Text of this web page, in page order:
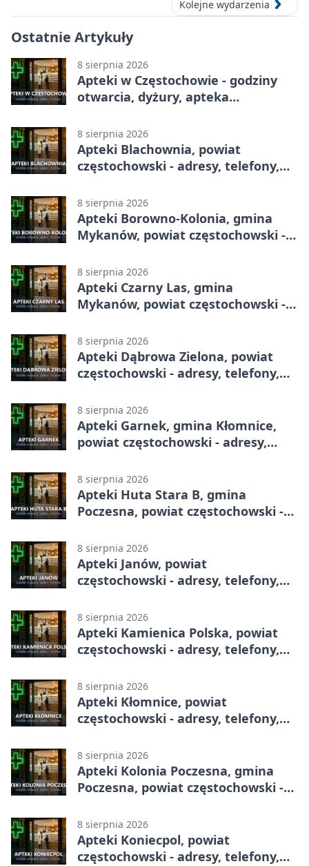
Kolejne wydarzenia
Ostatnie Artykuły
8 sierpnia 2026
Apteki w Częstochowie - godziny
otwarcia, dyżury, apteka
8 sierpnia 2026
Apteki Blachownia, powiat
częstochowski - adresy, telefony,
8 sierpnia 2026
Apteki Borowno-Kolonia, gmina
Mykanów, powiat częstochowski -
8 sierpnia 2026
Apteki Czarny Las, gmina
Mykanów, powiat częstochowski -
8 sierpnia 2026
Apteki Dąbrowa Zielona, powiat
częstochowski - adresy, telefony,
8 sierpnia 2026
Apteki Garnek, gmina Kłomnice,
powiat częstochowski - adresy,
8 sierpnia 2026
Apteki Huta Stara B, gmina
Poczesna, powiat częstochowski -
8 sierpnia 2026
Apteki Janów, powiat
częstochowski - adresy, telefony,
8 sierpnia 2026
Apteki Kamienica Polska, powiat
częstochowski - adresy, telefony,
8 sierpnia 2026
Apteki Kłomnice, powiat
częstochowski - adresy, telefony,
8 sierpnia 2026
Apteki Kolonia Poczesna, gmina
Poczesna, powiat częstochowski -
8 sierpnia 2026
Apteki Koniecpol, powiat
częstochowski - adresy, telefony,